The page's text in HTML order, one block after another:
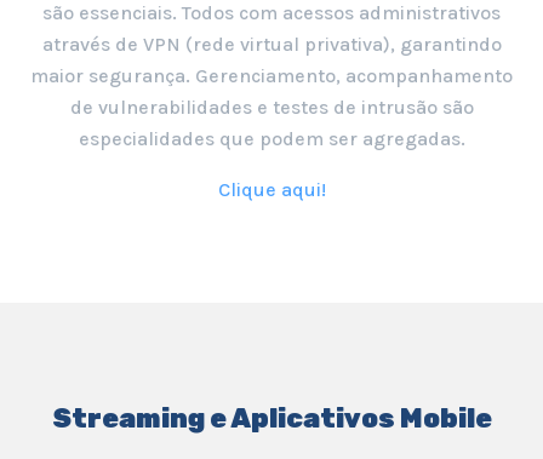
são essenciais. Todos com acessos administrativos
através de VPN (rede virtual privativa), garantindo
maior segurança. Gerenciamento, acompanhamento
de vulnerabilidades e testes de intrusão são
especialidades que podem ser agregadas.
Clique aqui!
Streaming e Aplicativos Mobile